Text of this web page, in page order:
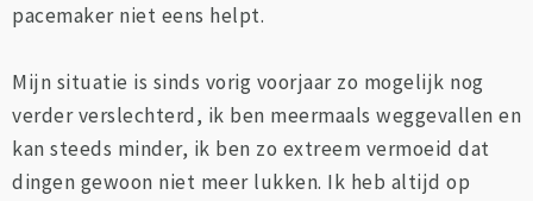
pacemaker niet eens helpt.
Mijn situatie is sinds vorig voorjaar zo mogelijk nog
verder verslechterd, ik ben meermaals weggevallen en
kan steeds minder, ik ben zo extreem vermoeid dat
dingen gewoon niet meer lukken. Ik heb altijd op